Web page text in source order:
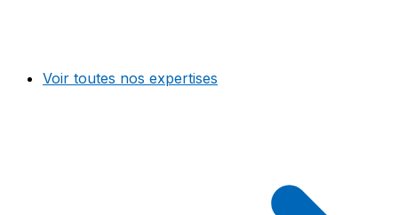
Voir toutes nos expertises